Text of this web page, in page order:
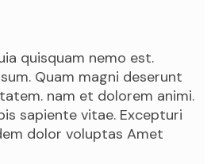
quisquam nemo est.
Quam magni deserunt
nam et dolorem animi.
sapiente vitae. Excepturi
dolor voluptas Amet